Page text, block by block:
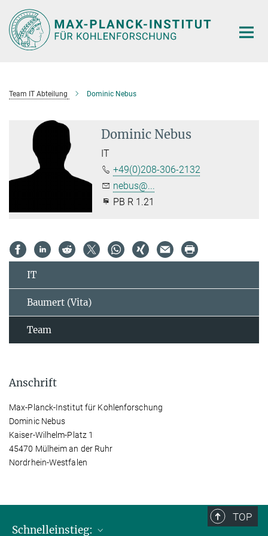
Hauptinhalt
Team IT Abteilung Dominic Nebus
Dominic Nebus
IT
+49(0)208-306-2132
nebus@...
PB R 1.21
IT
Baumert (Vita)
Team
Anschrift
Max-Planck-Institut für Kohlenforschung
Dominic Nebus
Kaiser-Wilhelm-Platz 1
45470 Mülheim an der Ruhr
Nordrhein-Westfalen
TOP
Schnelleinstieg: